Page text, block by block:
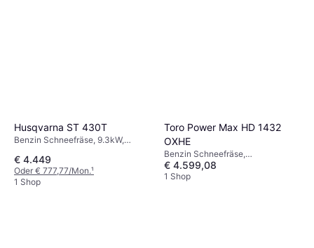
Husqvarna ST 430T
Benzin Schneefräse, 9.3kW,
Beheizte Griffe, Einlassbreite: 76.2
cm
€ 4.449
Oder € 777,77/Mon.¹
1 Shop
Toro Power Max HD 1432
OXHE
Benzin Schneefräse,
Scheinwerfer, Beheizte Griffe,
Einhandbedienung, Einlassbreite:
€ 4.599,08
1 Shop